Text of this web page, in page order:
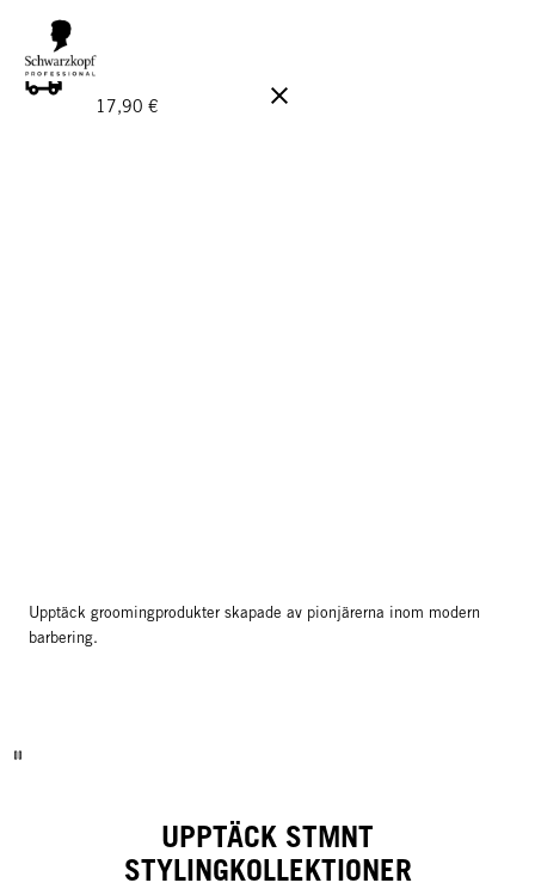
GRATIS LEVERANS PÅ BESTÄLLNINGAR ÖVER 160 €!
17,90 €
Upptäck groomingprodukter skapade av pionjärerna inom modern
barbering.
UPPTÄCK STMNT
STYLINGKOLLEKTIONER